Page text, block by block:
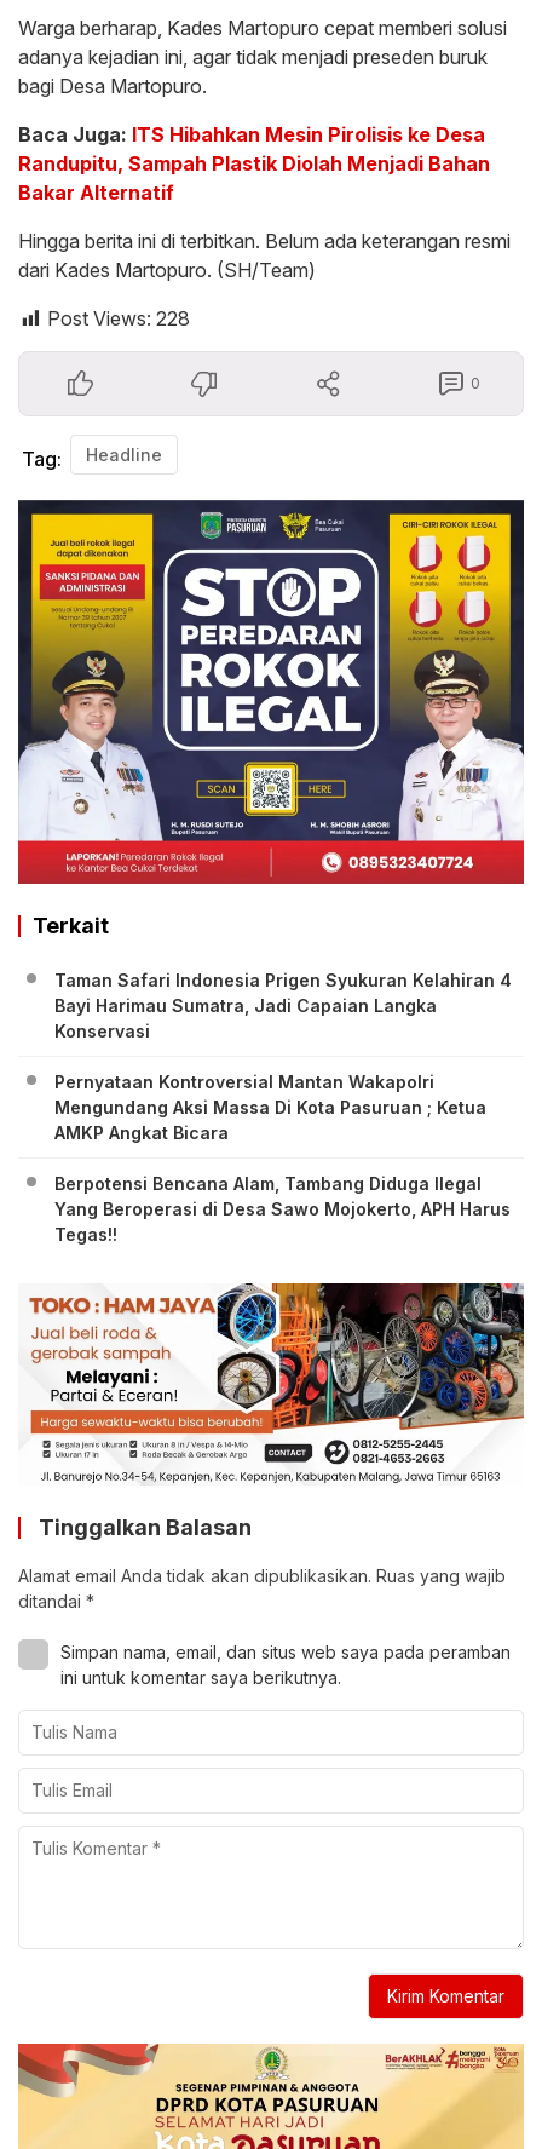
Warga berharap, Kades Martopuro cepat memberi solusi
adanya kejadian ini, agar tidak menjadi preseden buruk
bagi Desa Martopuro.
Baca Juga: ITS Hibahkan Mesin Pirolisis ke Desa
Randupitu, Sampah Plastik Diolah Menjadi Bahan
Bakar Alternatif
Hingga berita ini di terbitkan. Belum ada keterangan resmi
dari Kades Martopuro. (SH/Team)
Post Views: 228
0
Tag: Headline
Terkait
Taman Safari Indonesia Prigen Syukuran Kelahiran 4
Bayi Harimau Sumatra, Jadi Capaian Langka
Konservasi
Pernyataan Kontroversial Mantan Wakapolri
Mengundang Aksi Massa Di Kota Pasuruan ; Ketua
AMKP Angkat Bicara
Berpotensi Bencana Alam, Tambang Diduga Ilegal
Yang Beroperasi di Desa Sawo Mojokerto, APH Harus
Tegas!!
Tinggalkan Balasan
Alamat email Anda tidak akan dipublikasikan. Ruas yang wajib
ditandai *
Simpan nama, email, dan situs web saya pada peramban
ini untuk komentar saya berikutnya.